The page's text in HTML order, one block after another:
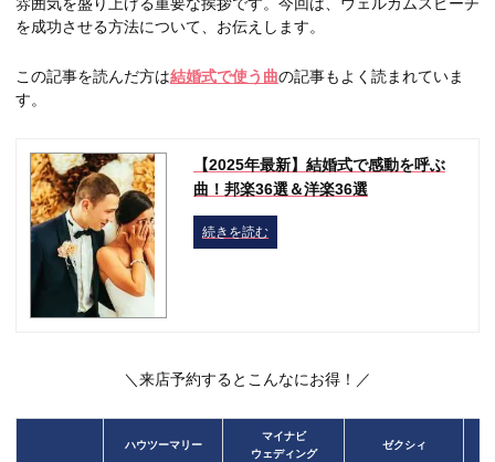
雰囲気を盛り上げる重要な挨拶です。今回は、ウェルカムスピーチ
を成功させる方法について、お伝えします。
この記事を読んだ方は結婚式で使う曲の記事もよく読まれていま
す。
【2025年最新】結婚式で感動を呼ぶ
曲！邦楽36選＆洋楽36選
続きを読む
＼来店予約するとこんなにお得！／
ハウツーマリー
マイナビ
ウェディング
ゼクシィ